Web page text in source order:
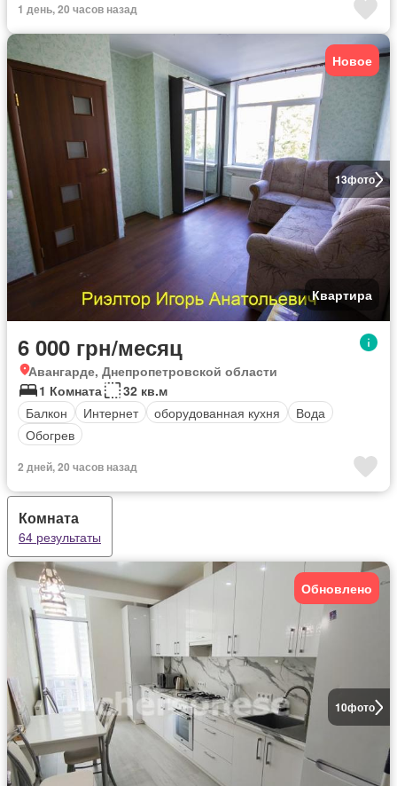
1 день, 20 часов назад
13фото
Новое
Квартира
6 000 грн/месяц
Авангарде, Днепропетровской области
1 Комната
32 кв.м
Балкон
Интернет оборудованная кухня
Вода
Обогрев
2 дней, 20 часов назад
Комната
64 результаты
10фото
Обновлено